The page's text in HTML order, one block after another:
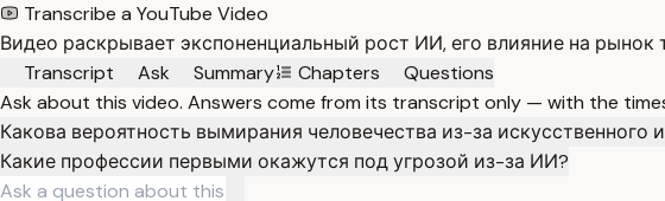
Transcribe a YouTube Video
Видео раскрывает экспоненциальный рост ИИ, его влияние на
Transcript
Ask Summary Chapters
Questions
Ask about this video. Answers come from its transcript only — with the
Какова вероятность вымирания человечества из-за искусственного
Какие профессии первыми окажутся под угрозой из-за ИИ?